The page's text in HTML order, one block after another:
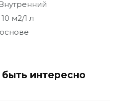
м2/1 л
интересно